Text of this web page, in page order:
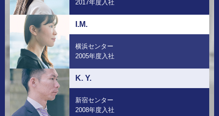
2017年度入社
I.M.
横浜センター
2005年度入社
K. Y.
新宿センター
2008年度入社